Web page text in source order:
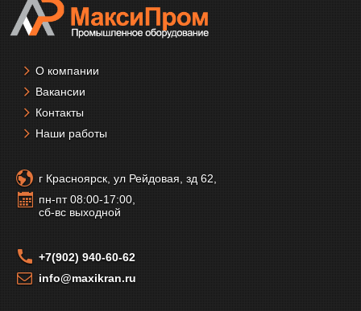
О компании
Вакансии
Контакты
Наши работы
г Красноярск, ул Рейдовая, зд 62,
пн-пт 08:00-17:00,
сб-вс выходной
+7(902) 940-60-62
info@maxikran.ru